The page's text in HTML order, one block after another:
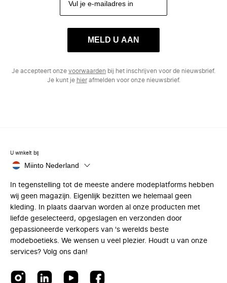
MELD U AAN
Je accepteert onze voorwaarden bij het inschrijven voor de nieuwsbrief.
Je kunt je hierafmelden voor onze nieuwsbrief.
U winkelt bij
Miinto Nederland
In tegenstelling tot de meeste andere modeplatforms hebben
wij geen magazijn. Eigenlijk bezitten we helemaal geen
kleding. In plaats daarvan worden al onze producten met
liefde geselecteerd, opgeslagen en verzonden door
gepassioneerde verkopers van 's werelds beste
modeboetieks. We wensen u veel plezier. Houdt u van onze
services? Volg ons dan!